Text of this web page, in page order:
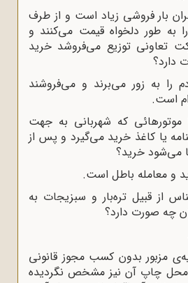
بار فروشی زیاد است و از طرف
به طور دلخواه قیمت می‌کنند و
تعاونی توزیع می‌فروشد خرید
دارد؟
را به زور می‌برند و می‌فروشند
است.
موتورهائی که شهربانی به جهت
یا کاغذ خرید می‌گیرد و پس از
می‌شود خرید؟
و معامله باطل است.
از قبیل تره‌بار و سبزیجات به
چه صورت دارد؟
مزبور بدون کسب مجوز قانونی
چاپ آن نیز مشخص نگردیده